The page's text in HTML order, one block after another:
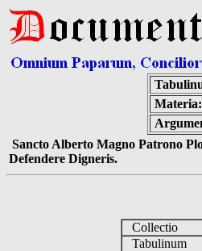
Materia:
Sancto Alberto Magno Patrono
Defendere Digneris.
Collectio
Tabulinum